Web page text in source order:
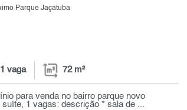
Parque Jaçatuba
1 vaga 72 m²
para venda no bairro parque novo
1 vagas: descrição * sala de ...